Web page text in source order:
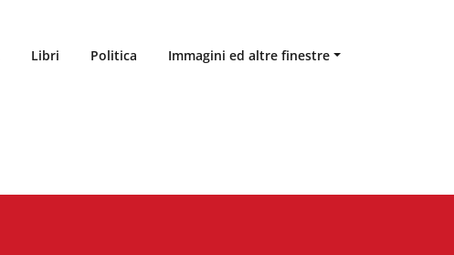
Libri Politica Immagini ed altre finestre